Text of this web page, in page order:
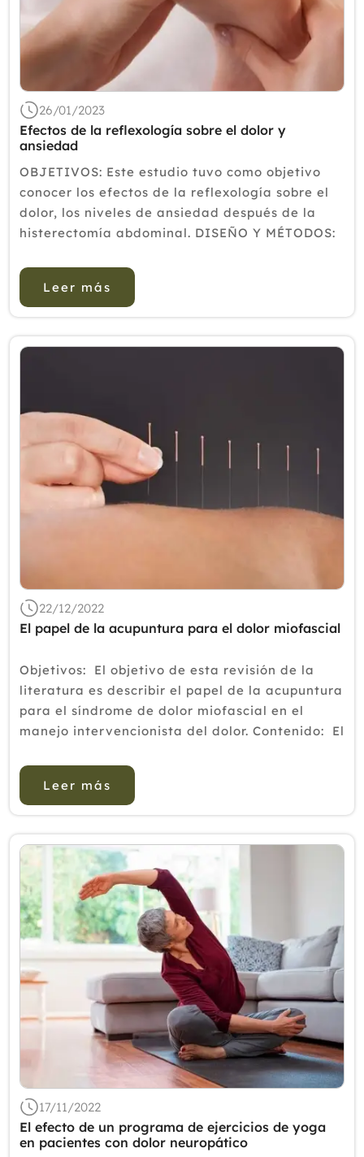
26/01/2023
Efectos de la reflexología sobre el dolor y
ansiedad
OBJETIVOS: Este estudio tuvo como objetivo
conocer los efectos de la reflexología sobre el
dolor, los niveles de ansiedad después de la
histerectomía abdominal. DISEÑO Y MÉTODOS:
en la unidad ...
Leer más
22/12/2022
El papel de la acupuntura para el dolor miofascial
Objetivos: El objetivo de esta revisión de la
literatura es describir el papel de la acupuntura
para el síndrome de dolor miofascial en el
manejo intervencionista del dolor. Contenido: El
encontrar en todas las ...
Leer más
17/11/2022
El efecto de un programa de ejercicios de yoga
en pacientes con dolor neuropático